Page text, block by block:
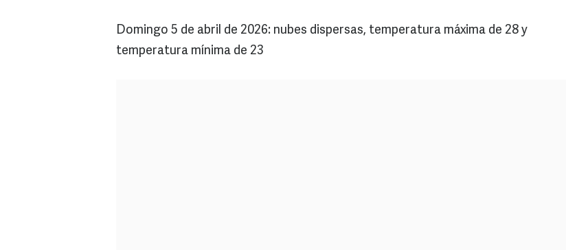
Domingo 5 de abril de 2026: nubes dispersas, temperatura máxima de 28 y
temperatura mínima de 23